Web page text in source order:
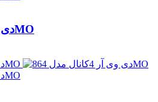
دی وی آر 8کانال مدل 868MO